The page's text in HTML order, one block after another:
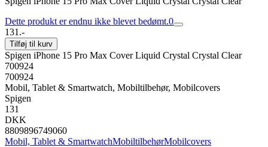
Dette produkt er endnu ikke blevet bedømt.0
131.-
Tilføj til kurv
Spigen iPhone 15 Pro Max Cover Liquid Crystal Crystal Clear
700924
700924
Mobil, Tablet & Smartwatch, Mobiltilbehør, Mobilcovers
Spigen
131
DKK
8809896749060
Mobil, Tablet & SmartwatchMobiltilbehørMobilcovers